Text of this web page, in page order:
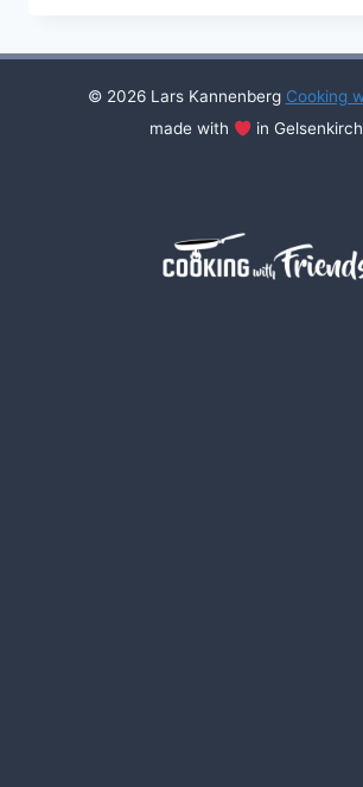
SALBEI-
GNOCCHI
TOMATEN-
© 2026 Lars Kannenberg Cooking
made with
in